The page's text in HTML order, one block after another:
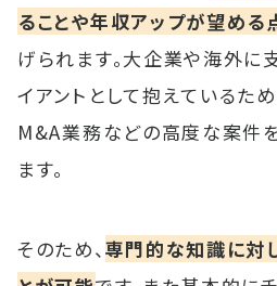
ることや年収アップが望める
げられます。大企業や海外に
イアントとして抱えているた
M&A業務などの高度な案件
ます。
そのため、専門的な知識に対